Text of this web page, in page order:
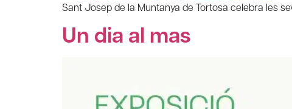
Sant Josep de la Muntanya de Tortosa celebra les
Un dia al mas